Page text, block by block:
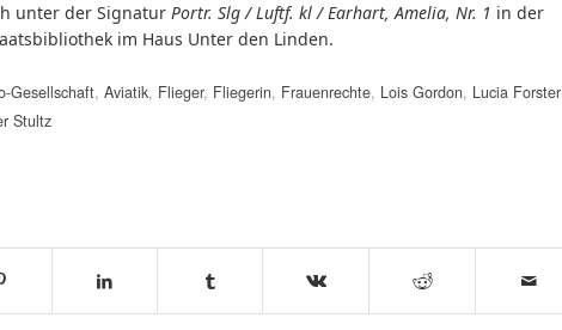
unter der Signatur Portr. Slg / Luftf. kl / Earhart, Amelia, Nr. 1 in der
im Haus Unter den Linden.
Gesellschaft, Aviatik, Flieger, Fliegerin, Frauenrechte, Lois Gordon, Lucia Forster
Stultz